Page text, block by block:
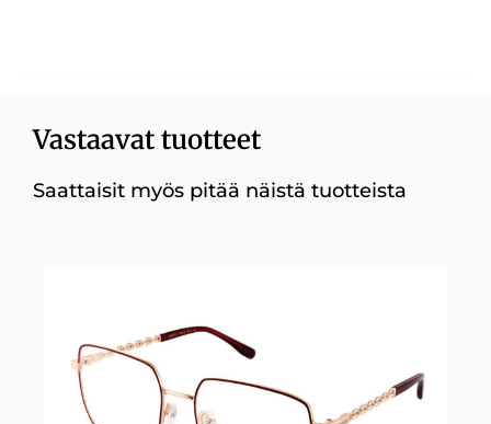
Vastaavat tuotteet
Saattaisit myös pitää näistä tuotteista